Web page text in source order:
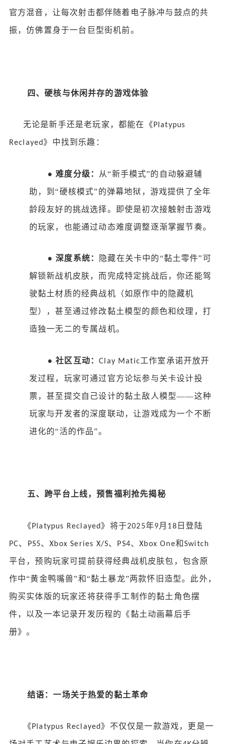
官方混音，让每次射击都伴随着电子脉冲与鼓点的共
振，仿佛置身于一台巨型街机前。
四、硬核与休闲并存的游戏体验
无论是新手还是老玩家，都能在《 Platypus
Reclayed 》中找到乐趣：
● 难度分级： 从“新手模式”的自动躲避辅
助，到“硬核模式”的弹幕地狱，游戏提供了全年
龄段友好的挑战选择。即使是初次接触射击游戏
的玩家，也能通过动态难度调整逐渐掌握节奏。
● 深度系统： 隐藏在关卡中的“黏土零件”可
解锁新战机皮肤，而完成特定挑战后，你还能驾
驶黏土材质的经典战机（如原作中的隐藏机
型），甚至通过修改黏土模型的颜色和纹理，打
造独一无二的专属战机。
● 社区互动：Clay Matic工作室承诺开放开
发过程，玩家可通过官方论坛参与关卡设计投
票，甚至提交自己设计的黏土敌人模型——这种
玩家与开发者的深度联动，让游戏成为一个不断
进化的“活的作品”。
五、跨平台上线，预售福利抢先揭秘
《 Platypus Reclayed 》将于2025年9月 18 日登陆
PC、 PS5、Xbox Series X/S、 PS4、Xbox One和Switch
平台，预购玩家可提前获得经典战机皮肤包，包含原
作中“黄金鸭嘴兽”和“黏土暴龙”两款怀旧造型。此外，
购买实体版的玩家还将获得手工制作的黏土角色摆
件，以及一本记录开发历程的《黏土动画幕后手
册》。
结语：一场关于热爱的黏土革命
《Platypus Reclayed》不仅仅是一款游戏，更是一